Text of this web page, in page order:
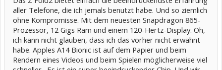
aller Telefone, die ich jemals benutzt habe. Und so ziemlich
ohne Kompromisse. Mit dem neuesten Snapdragon 865-
Prozessor, 12 Gigs Ram und einem 120-Hertz-Display. Oh,
ich kann nicht glauben, dass ich das vorher nicht erwähnt
habe. Apples A14 Bionic ist auf dem Papier und beim
Rendern eines Videos und beim Spielen möglicherweise viel